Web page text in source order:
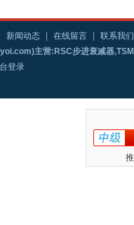
新闻动态 在线留言
联系我们
主营:RSC步进衰减器
登录